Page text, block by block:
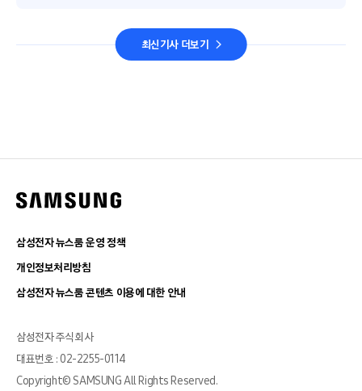
최신기사 더보기
삼성전자 뉴스룸 운영 정책
개인정보처리방침
삼성전자 뉴스룸 콘텐츠 이용에 대한 안내
삼성전자 주식회사
대표번호 : 02-2255-0114
Copyright© SAMSUNG All Rights Reserved.